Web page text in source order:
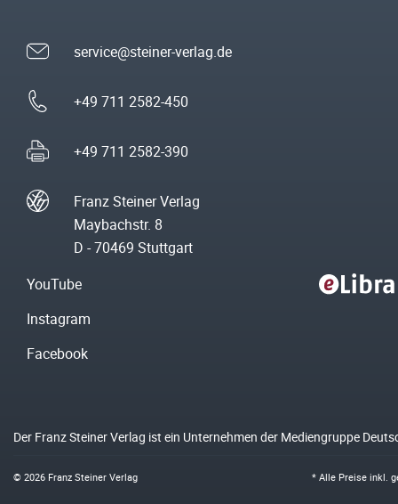
service@steiner-verlag.de
+49 711 2582-450
+49 711 2582-390
Franz Steiner Verlag
Maybachstr. 8
D - 70469 Stuttgart
YouTube
Instagram
Facebook
Der Franz Steiner Verlag ist ein Unternehmen der Mediengruppe
* Alle Preise inkl.
© 2026 Franz Steiner Verlag